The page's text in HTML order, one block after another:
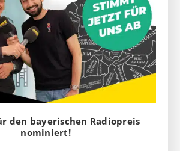
den bayerischen Radiopreis
nominiert!